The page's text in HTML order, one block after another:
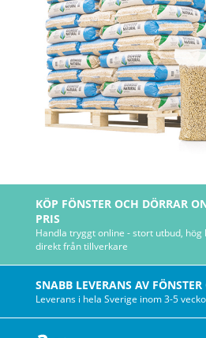
KÖP FÖNSTER OCH DÖRRAR
PRIS
Handla tryggt online - stort utbud,
direkt från tillverkare
SNABB LEVERANS AV
Leverans i hela Sverige inom 3-5